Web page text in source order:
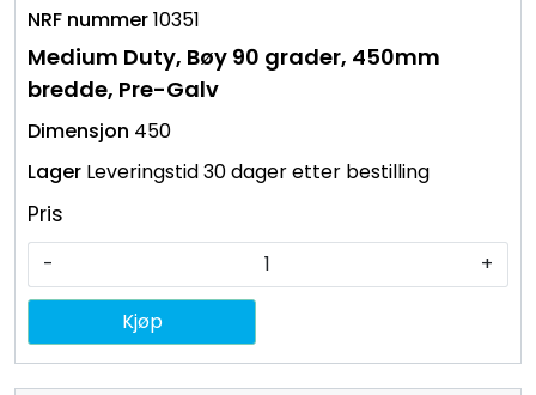
10351
Medium Duty, Bøy 90 grader, 450mm
bredde, Pre-Galv
450
Leveringstid 30 dager etter bestilling
Pris
- +
Kjøp